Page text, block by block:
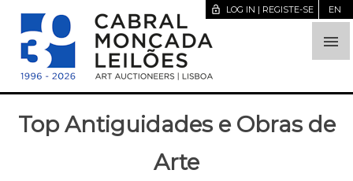

lock_open LOG IN | REGISTE-SE EN
Top Antiguidades e Obras de
Arte